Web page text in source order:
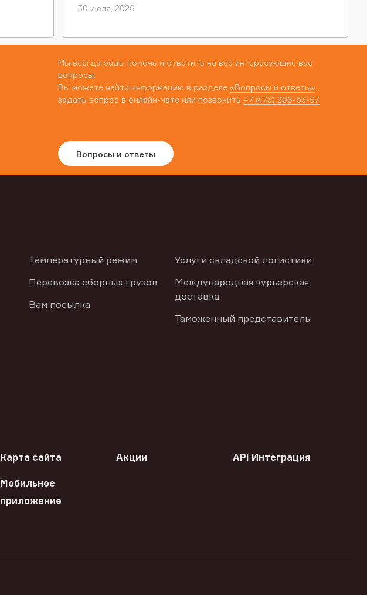
30 июля, 2026
Мы всегда рады помочь и ответить на все интересующие вас
вопросы.
Вы можете найти информацию в разделе «Вопросы и ответы»
задать вопрос в онлайн-чате или позвонить +7 (473) 206-53-67
Вопросы и ответы
Температурный режим
Перевозка сборных грузов
Вам посылка
Услуги складской логистики
Международная курьерская
доставка
Таможенный представитель
Карта сайта Акции API Интеграция
Мобильное
приложение